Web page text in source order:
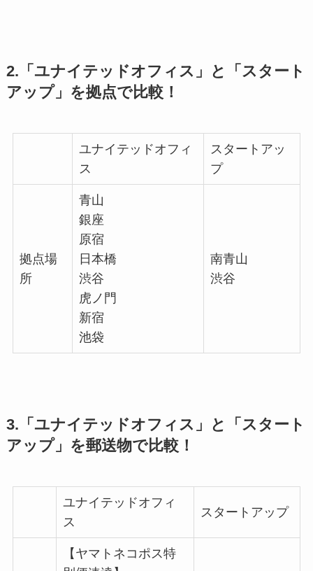
2.「ユナイテッドオフィス」と「スタート
アップ」を拠点で比較！
ユナイテッドオフィ
ス
スタートアッ
プ
拠点場
所
青山
銀座
原宿
日本橋
渋谷
虎ノ門
新宿
池袋
南青山
渋谷
3.「ユナイテッドオフィス」と「スタート
アップ」を郵送物で比較！
ユナイテッドオフィ
ス
スタートアップ
【ヤマトネコポス特